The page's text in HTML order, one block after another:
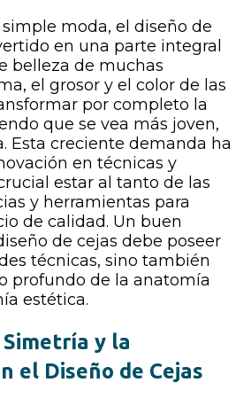
moda, el diseño de
en una parte integral
belleza de muchas
el grosor y el color de las
por completo la
que se vea más joven,
Esta creciente demanda ha
en técnicas y
estar al tanto de las
y herramientas para
de calidad. Un buen
de cejas debe poseer
técnicas, sino también
profundo de la anatomía
estética.
y la
el Diseño de Cejas